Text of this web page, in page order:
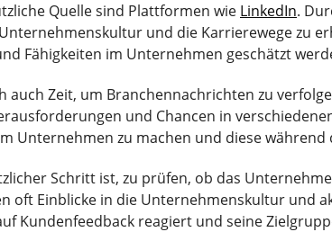
Quelle sind Plattformen wie LinkedIn.
und die Karrierewege zu
Fähigkeiten im Unternehmen geschätzt
auch Zeit, um Branchennachrichten zu
und Chancen in
Unternehmen zu machen und diese
Schritt ist, zu prüfen, ob das
oft Einblicke in die Unternehmenskultur und
Kundenfeedback reagiert und seine